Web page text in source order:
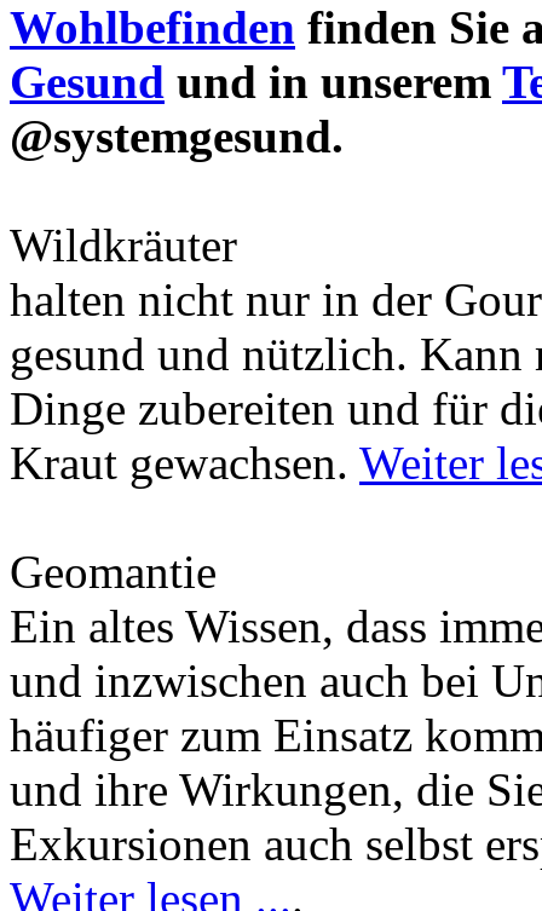
Wohlbefinden finden Sie
Gesund und in unserem
@systemgesund.
Wildkräuter
halten nicht nur in der
gesund und nützlich.
Dinge zubereiten und für
Kraut gewachsen. Weiter
Geomantie
Ein altes Wissen, dass
und inzwischen auch bei
häufiger zum Einsatz
und ihre Wirkungen, die
Exkursionen auch selbst
Weiter lesen ....